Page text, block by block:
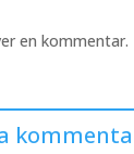
en kommentar.